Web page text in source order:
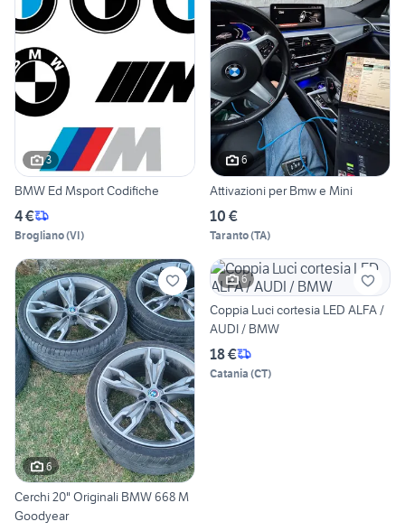
3
BMW Ed Msport Codifiche
4 €
Brogliano(VI)
6
Attivazioni per Bmw e Mini
10 €
Taranto(TA)
6
Cerchi 20" Originali BMW 668 M
Goodyear
6
Coppia Luci cortesia LED ALFA /
AUDI / BMW
18 €
Catania (CT)